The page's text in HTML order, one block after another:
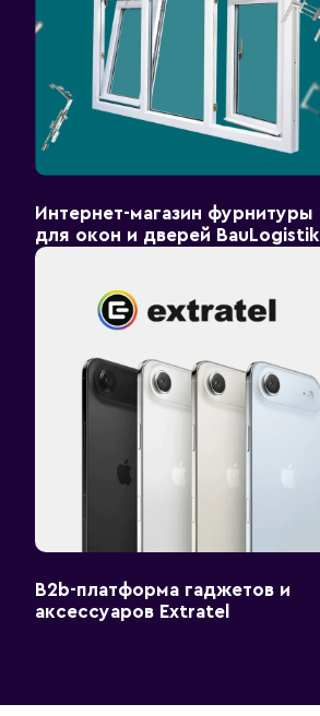
Интернет-магазин фурнитуры
для окон и дверей BauLogistik
B2b-платформа гаджетов и
аксессуаров Extratel